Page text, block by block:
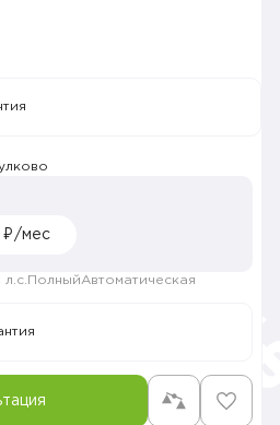
₽/мес
л.с. ПолныйАвтоматическая